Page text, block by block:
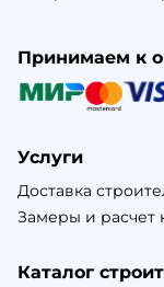
Принимаем к
Услуги
Доставка
Замеры и расчет
Каталог